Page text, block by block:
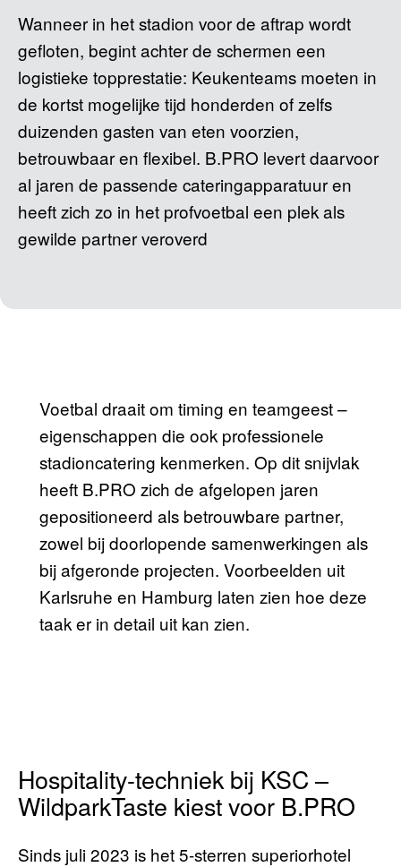
Wanneer in het stadion voor de aftrap wordt
gefloten, begint achter de schermen een
logistieke topprestatie: Keukenteams moeten in
de kortst mogelijke tijd honderden of zelfs
duizenden gasten van eten voorzien,
betrouwbaar en flexibel. B.PRO levert daarvoor
al jaren de passende cateringapparatuur en
heeft zich zo in het profvoetbal een plek als
gewilde partner veroverd
Voetbal draait om timing en teamgeest –
eigenschappen die ook professionele
stadioncatering kenmerken. Op dit snijvlak
heeft B.PRO zich de afgelopen jaren
gepositioneerd als betrouwbare partner,
zowel bij doorlopende samenwerkingen als
bij afgeronde projecten. Voorbeelden uit
Karlsruhe en Hamburg laten zien hoe deze
taak er in detail uit kan zien.
Hospitality-techniek bij KSC –
WildparkTaste kiest voor B.PRO
Sinds juli 2023 is het 5-sterren superiorhotel